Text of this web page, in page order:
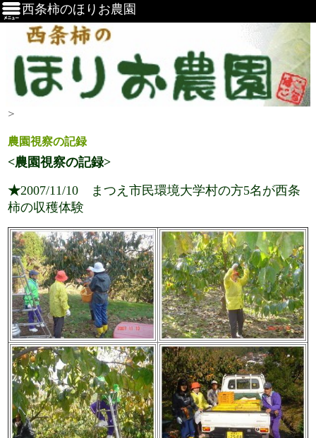
西条柿のほりお農園
＞
農園視察の記録
<農園視察の記録>
★2007/11/10 まつえ市民環境大学村の方5名が西条
柿の収穫体験